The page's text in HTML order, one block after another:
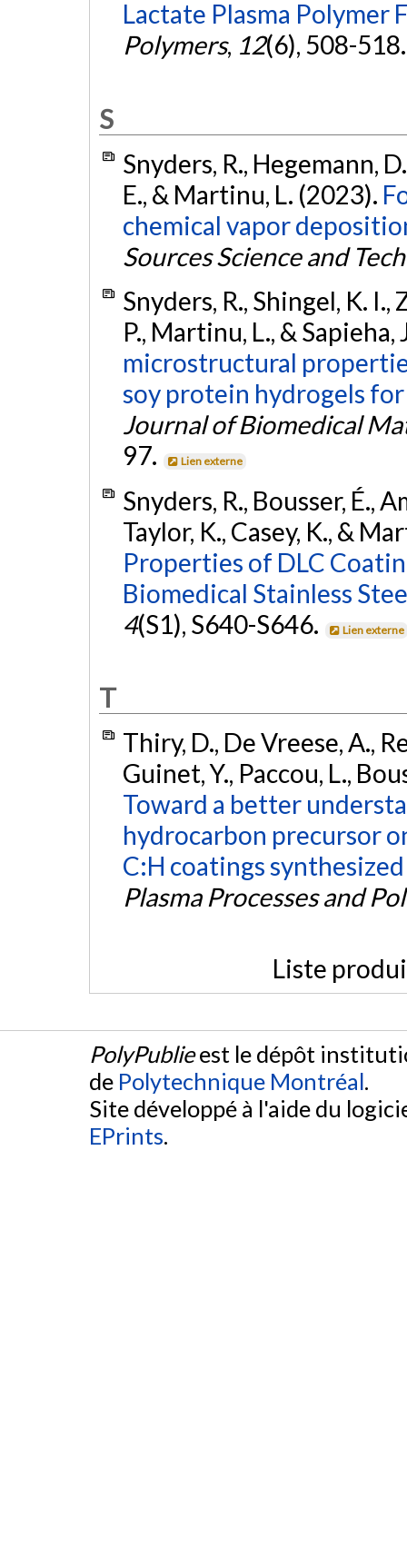
Lactate Plasma Polymer
Polymers, 12(6), 508-
S
Snyders, R., Hegemann,
E., & Martinu, L. (2023).
chemical vapor
Sources Science and
Snyders, R., Shingel, K. I.,
P., Martinu, L., & Sapieha,
microstructural
soy protein hydrogels
Journal of Biomedical
97.
Lien externe
Snyders, R., Bousser, É.,
Taylor, K., Casey, K., &
Properties of DLC
Biomedical Stainless
4(S1), S640-S646. Lien externe
T
Thiry, D., De Vreese, A.,
Guinet, Y., Paccou, L.,
Toward a better
hydrocarbon precursor
C:H coatings
Plasma Processes and
Liste
PolyPublieest le dépôt
de Polytechnique Montréal.
Site développé à l'aide du
EPrints.